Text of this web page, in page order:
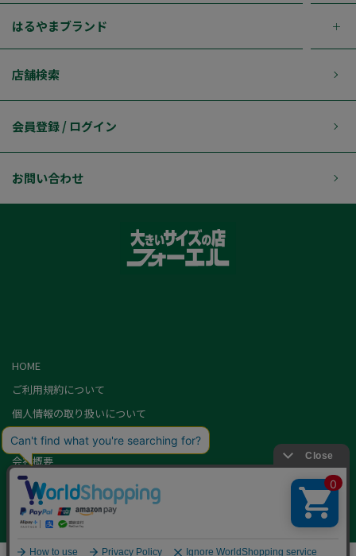
はるやまブランド
店舗検索
会員登録 / ログイン
お問い合わせ
HOME
ご利用規約について
個人情報の取り扱いについて
特定商取引に基づく表記
会社概要
カード会員（情報変更/ポイント照会）
お問い合わせ